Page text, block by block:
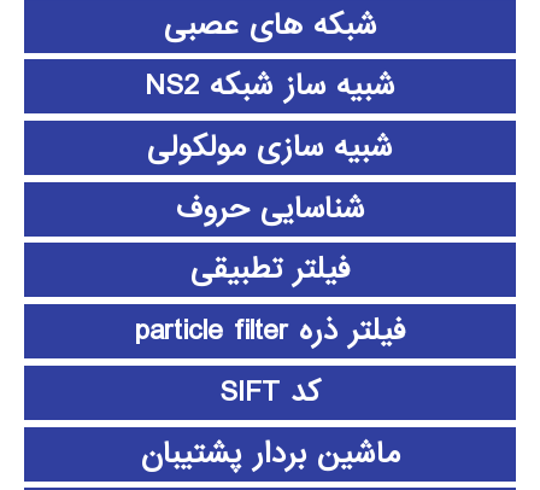
شبکه های عصبی
شبیه ساز شبکه NS2
شبیه سازی مولکولی
شناسایی حروف
فیلتر تطبیقی
فیلتر ذره particle filter
کد SIFT
ماشین بردار پشتیبان